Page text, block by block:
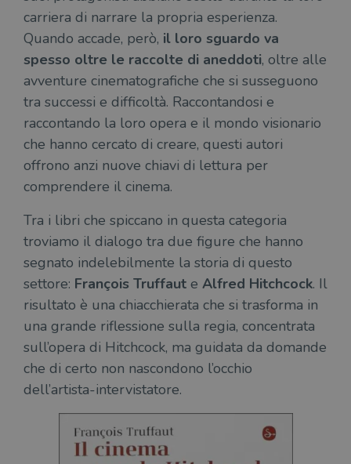
carriera di narrare la propria esperienza.
Quando accade, però, il loro sguardo va
spesso oltre le raccolte di aneddoti, oltre alle
avventure cinematografiche che si susseguono
tra successi e difficoltà. Raccontandosi e
raccontando la loro opera e il mondo visionario
che hanno cercato di creare, questi autori
offrono anzi nuove chiavi di lettura per
comprendere il cinema.
Tra i libri che spiccano in questa categoria
troviamo il dialogo tra due figure che hanno
segnato indelebilmente la storia di questo
settore: François Truffaut e Alfred Hitchcock. Il
risultato è una chiacchierata che si trasforma in
una grande riflessione sulla regia, concentrata
sull’opera di Hitchcock, ma guidata da domande
che di certo non nascondono l’occhio
dell’artista-intervistatore.